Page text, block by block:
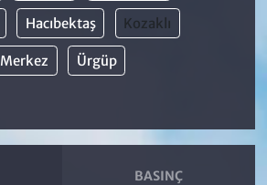
Hacıbektaş Kozaklı
Merkez Ürgüp
BASINÇ